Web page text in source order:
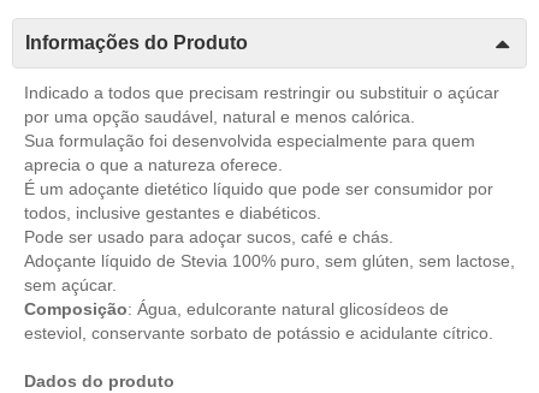
Informações do Produto
Indicado a todos que precisam restringir ou substituir o açúcar
por uma opção saudável, natural e menos calórica.
Sua formulação foi desenvolvida especialmente para quem
aprecia o que a natureza oferece.
É um adoçante dietético líquido que pode ser consumidor por
todos, inclusive gestantes e diabéticos.
Pode ser usado para adoçar sucos, café e chás.
Adoçante líquido de Stevia 100% puro, sem glúten, sem lactose,
sem açúcar.
Composição: Água, edulcorante natural glicosídeos de
esteviol, conservante sorbato de potássio e acidulante cítrico.
Dados do produto